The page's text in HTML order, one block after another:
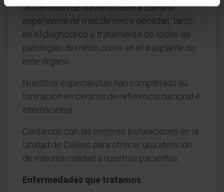
Universidad de Navarra cuenta con una
experiencia de más de cinco décadas, tanto
en el diagnóstico y tratamiento de todas las
patologías del riñón como en el trasplante de
este órgano.
Nuestros especialistas han completado su
formación en centros de referencia nacional e
internacional.
Contamos con las mejores instalaciones en la
Unidad de Diálisis para ofrecer una atención
de máxima calidad a nuestros pacientes.
Enfermedades que tratamos